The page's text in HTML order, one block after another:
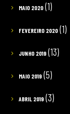
MAIO 2020(1)
FEVEREIRO 2020(1)
JUNHO 2019(13)
MAIO 2019(5)
ABRIL 2019(3)